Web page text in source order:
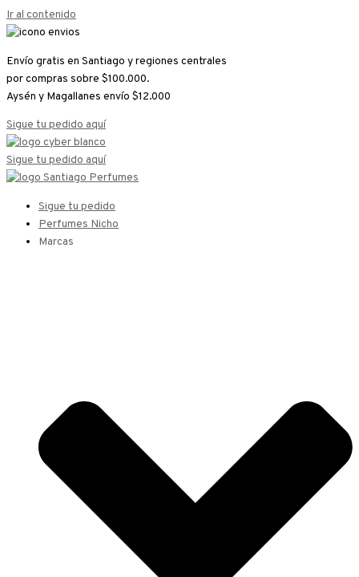
Ir al contenido
Envío gratis en Santiago y regiones centrales
por compras sobre $100.000.
Aysén y Magallanes envío $12.000
Sigue tu pedido aquí
Sigue tu pedido aquí
Sigue tu pedido
Perfumes Nicho
Marcas